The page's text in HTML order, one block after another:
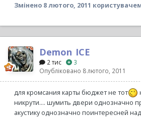
Змінено 8 лютого, 2011
Demon_ICE
2 тис
3
Опубліковано 8 лютого, 2011
для кромсания карты бюджет не тот
никрути.... шумить двери однозначно
акустику однозначно поинтересней